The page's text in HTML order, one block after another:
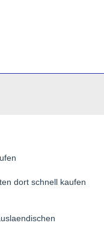
ist, sondern ein
ohne großen
Adresse.
dort schnell kaufen